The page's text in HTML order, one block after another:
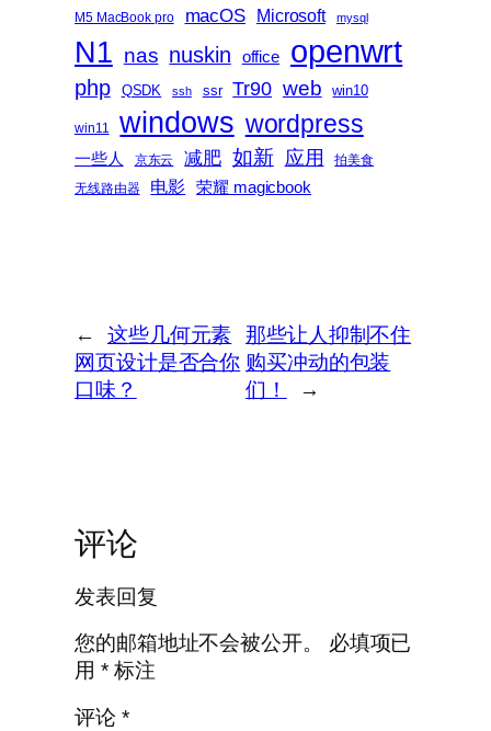
M5 MacBook pro macOS Microsoft mysql
N1 nas nuskin office openwrt
php QSDK ssh ssr Tr90 web win10
win11 windows wordpress
一些人 京东云 减肥 如新 应用
拍美食
无线路由器
电影 荣耀 magicbook
←
这些几何元素
网页设计是否合你
口味？
那些让人抑制不住
购买冲动的包装
们！
→
评论
发表回复
您的邮箱地址不会被公开。
必填项已
用 *标注
评论 *